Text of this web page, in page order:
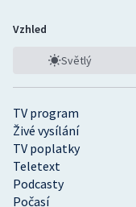
TV program
Živé vysílání
TV poplatky
Teletext
Podcasty
Počasí
Vzhled
Světlý